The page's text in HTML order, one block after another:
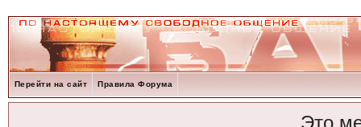
Перейти на сайт Правила Форума
Это